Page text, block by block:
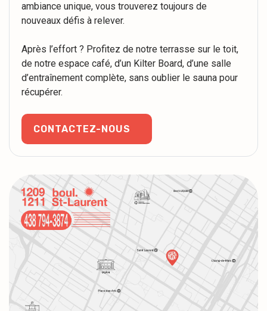
ambiance unique, vous trouverez toujours de
nouveaux défis à relever.
Après l’effort ? Profitez de notre terrasse sur le toit,
de notre espace café, d’un Kilter Board, d’une salle
d’entraînement complète, sans oublier le sauna pour
récupérer.
CONTACTEZ-NOUS